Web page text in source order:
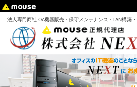
法人専門商社 OA機器販売・保守メンテナンス・LAN構築